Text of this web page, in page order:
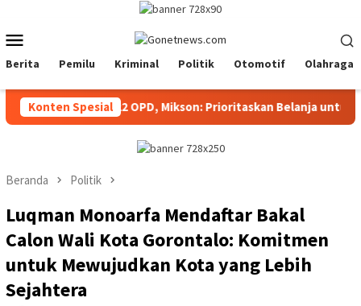
konten
Mobile
Berita Pemilu Kriminal Politik Otomotif Olahraga
Konten Spesial
Anggaran 22 OPD, Mikson: Prioritaskan Belanja untuk Rakyat
Beranda Politik
Luqman Monoarfa Mendaftar Bakal
Calon Wali Kota Gorontalo: Komitmen
untuk Mewujudkan Kota yang Lebih
Sejahtera